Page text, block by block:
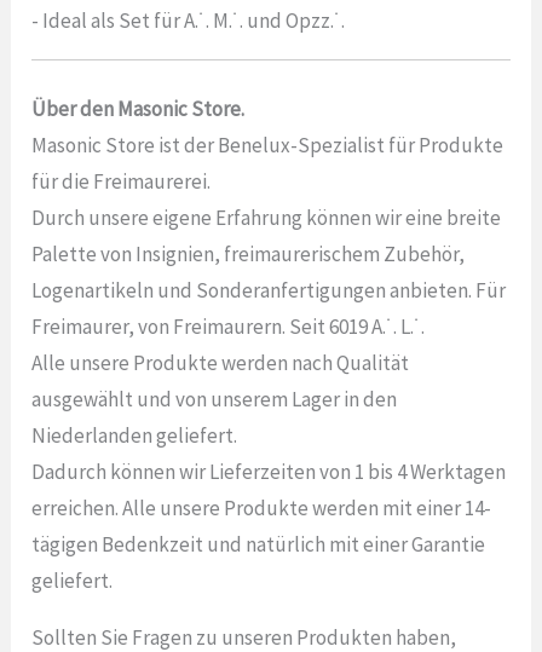
- Ideal als Set für A.˙. M.˙. und Opzz.˙.
Über den Masonic Store.
Masonic Store ist der Benelux-Spezialist für Produkte
für die Freimaurerei.
Durch unsere eigene Erfahrung können wir eine breite
Palette von Insignien, freimaurerischem Zubehör,
Logenartikeln und Sonderanfertigungen anbieten. Für
Freimaurer, von Freimaurern. Seit 6019 A.˙. L.˙.
Alle unsere Produkte werden nach Qualität
ausgewählt und von unserem Lager in den
Niederlanden geliefert.
Dadurch können wir Lieferzeiten von 1 bis 4 Werktagen
erreichen. Alle unsere Produkte werden mit einer 14-
tägigen Bedenkzeit und natürlich mit einer Garantie
geliefert.
Sollten Sie Fragen zu unseren Produkten haben,